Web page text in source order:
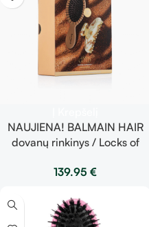
NAUJIENA! BALMAIN HAIR
dovanų rinkinys / Locks of
Set
139.95 €